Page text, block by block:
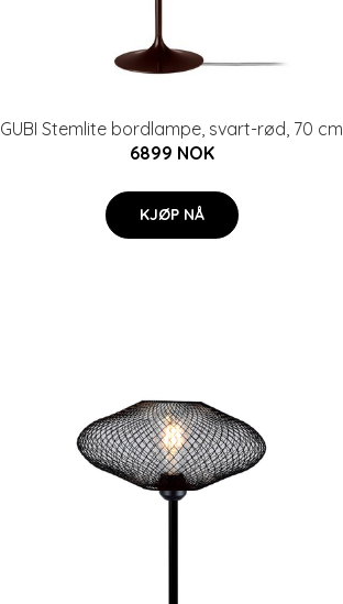
GUBI Stemlite bordlampe, svart-rød, 70 cm
6899 NOK
KJØP NÅ